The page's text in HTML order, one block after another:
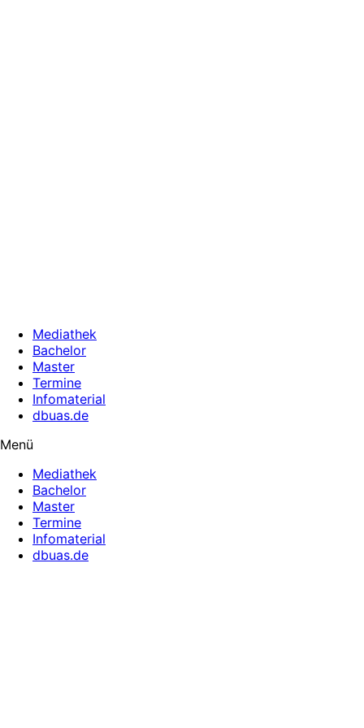
Mediathek
Bachelor
Master
Termine
Infomaterial
dbuas.de
Menü
Mediathek
Bachelor
Master
Termine
Infomaterial
dbuas.de